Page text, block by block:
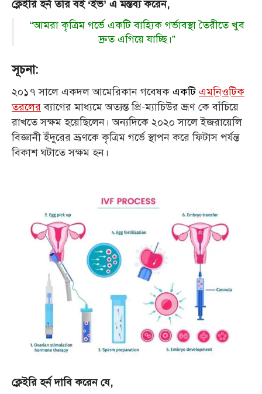
ক্লেইরি হর্ন তার বই ‘ইভ’ এ মন্তব্য করেন,
“আমরা কৃত্রিম গর্ভে একটি বাহ্যিক গর্ভাবস্থা তৈরীতে খুব
দ্রুত এগিয়ে যাচ্ছি।”
সূচনা:
২০১৭ সালে একদল আমেরিকান গবেষক একটি এমনিওটিক
তরলেরব্যাগের মাধ্যমে অত্যন্ত প্রি-ম্যাচিউর ভ্রূণ কে বাঁচিয়ে
রাখতে সক্ষম হয়েছিলেন। অন্যদিকে ২০২০ সালে ইজরায়েলি
বিজ্ঞানী ইঁদুরের ভ্রূণকে কৃত্রিম গর্ভে স্থাপন করে ফিটাস পর্যন্ত
বিকাশ ঘটাতে সক্ষম হন।
ক্লেইরি হর্ন দাবি করেন যে,